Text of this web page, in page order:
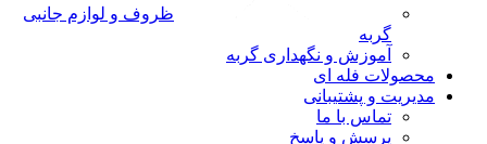
ظروف و لوازم جانبی
گربه
آموزش و نگهداری گربه
محصولات فله ای
مدیریت و پشتیبانی
تماس با ما
پرسش و پاسخ